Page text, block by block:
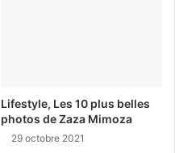
Lifestyle, Les 10 plus belles
photos de Zaza Mimoza
29 octobre 2021